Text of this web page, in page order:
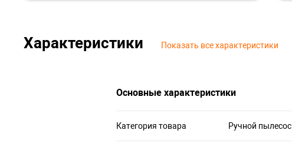
Характеристики Показать все характеристики
Основные характеристики
Категория товара Ручной пылесос